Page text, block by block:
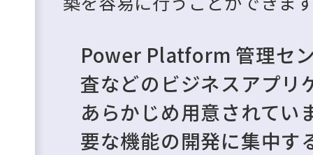
Power Platform 管理セ
査などのビジネスアプリ
あらかじめ用意されて
要な機能の開発に集中す